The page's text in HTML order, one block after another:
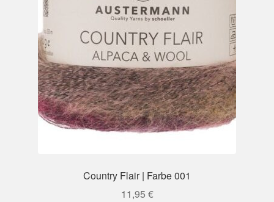
Country Flair | Farbe 001
11,95 €